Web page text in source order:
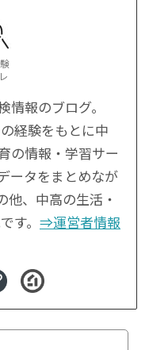
報のブログ。
経験をもとに中
の情報・学習サー
ータをまとめなが
他、中高の生活・
す。 ⇒運営者情報